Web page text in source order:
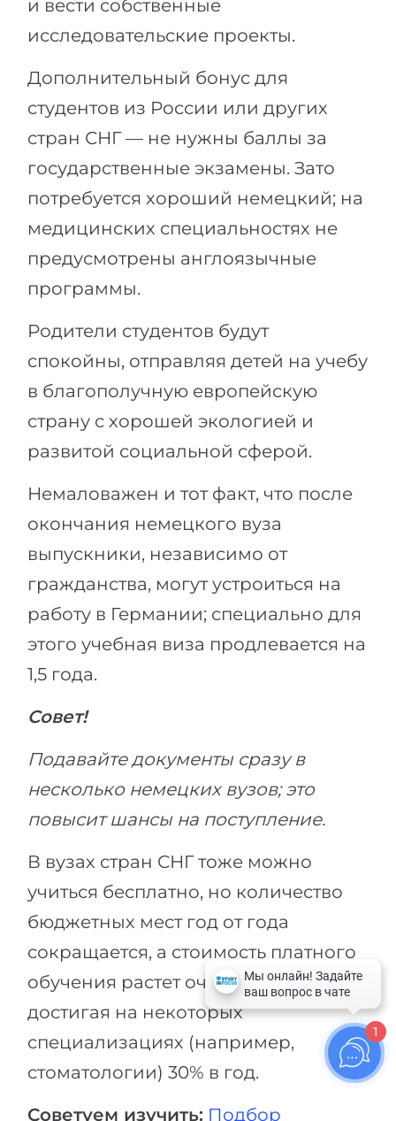
и вести собственные
исследовательские проекты.
Дополнительный бонус для
студентов из России или других
стран СНГ — не нужны баллы за
государственные экзамены. Зато
потребуется хороший немецкий; на
медицинских специальностях не
предусмотрены англоязычные
программы.
Родители студентов будут
спокойны, отправляя детей на учебу
в благополучную европейскую
страну с хорошей экологией и
развитой социальной сферой.
Немаловажен и тот факт, что после
окончания немецкого вуза
выпускники, независимо от
гражданства, могут устроиться на
работу в Германии; специально для
этого учебная виза продлевается на
1,5 года.
Совет!
Подавайте документы сразу в
несколько немецких вузов; это
повысит шансы на поступление.
В вузах стран СНГ тоже можно
учиться бесплатно, но количество
бюджетных мест год от года
сокращается, а стоимость платного
обучения растет очень быстро,
достигая на некоторых
специализациях (например,
стоматологии) 30% в год.
Советуем изучить: Подбор
1